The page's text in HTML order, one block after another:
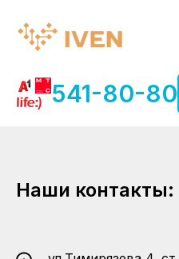
541-80-80
Наши контакты: